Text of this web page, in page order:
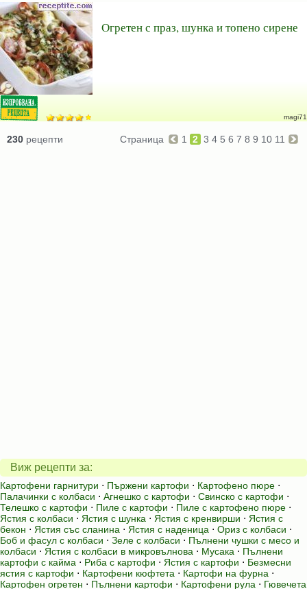
Огретен с праз, шунка и топено сирене
magi71
230 рецепти Страница 1 2 3 4 5 6 7 8 9 10 11
Виж рецепти за:
Картофени гарнитури ⋅ Пържени картофи ⋅ Картофено пюре ⋅
Палачинки с колбаси ⋅ Агнешко с картофи ⋅ Свинско с картофи ⋅
Телешко с картофи ⋅ Пиле с картофи ⋅ Пиле с картофено пюре ⋅
Ястия с колбаси ⋅ Ястия с шунка ⋅ Ястия с кренвирши ⋅ Ястия с
бекон ⋅ Ястия със сланина ⋅ Ястия с наденица ⋅ Ориз с колбаси ⋅
Боб и фасул с колбаси ⋅ Зеле с колбаси ⋅ Пълнени чушки с месо и
колбаси ⋅ Ястия с колбаси в микровълнова ⋅ Мусака ⋅ Пълнени
картофи с кайма ⋅ Риба с картофи ⋅ Ястия с картофи ⋅ Безмесни
ястия с картофи ⋅ Картофени кюфтета ⋅ Картофи на фурна ⋅
Картофен огретен ⋅ Пълнени картофи ⋅ Картофени рула ⋅ Гювечета